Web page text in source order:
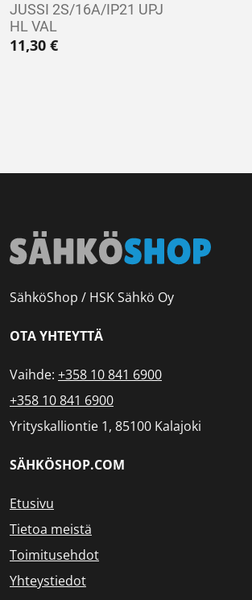
JUSSI 2S/16A/IP21 UPJ
HL VAL
11,30 €
SähköShop / HSK Sähkö Oy
OTA YHTEYTTÄ
Vaihde: +358 10 841 6900
+358 10 841 6900
Yrityskalliontie 1, 85100 Kalajoki
SÄHKÖSHOP.COM
Etusivu
Tietoa meistä
Toimitusehdot
Yhteystiedot